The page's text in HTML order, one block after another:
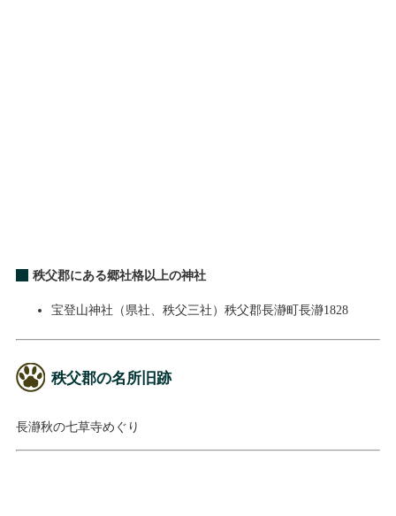
秩父郡にある郷社格以上の神社
宝登山神社（県社、秩父三社）秩父郡長瀞町長瀞1828
秩父郡の名所旧跡
長瀞秋の七草寺めぐり